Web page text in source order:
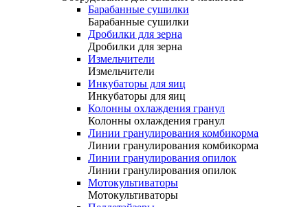
Барабанные сушилки
Барабанные сушилки
Дробилки для зерна
Дробилки для зерна
Измельчители
Измельчители
Инкубаторы для яиц
Инкубаторы для яиц
Колонны охлаждения гранул
Колонны охлаждения гранул
Линии гранулирования комбикорма
Линии гранулирования комбикорма
Линии гранулирования опилок
Линии гранулирования опилок
Мотокультиваторы
Мотокультиваторы